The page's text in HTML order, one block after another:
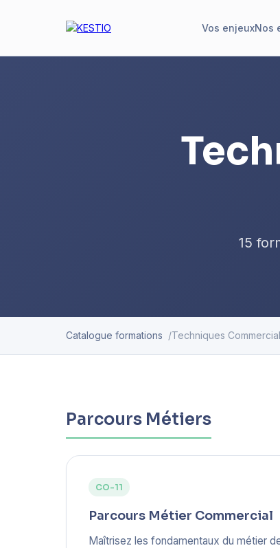
Vos enjeuxNos
15
Catalogue formations Techniques
Parcours Métiers
CO-11
Parcours Métier Commercial
Maîtrisez les fondamentaux du métier